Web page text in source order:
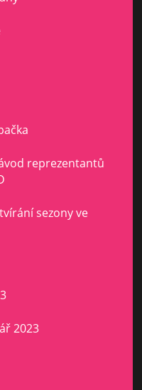
reprezentantů
sezony ve
2023